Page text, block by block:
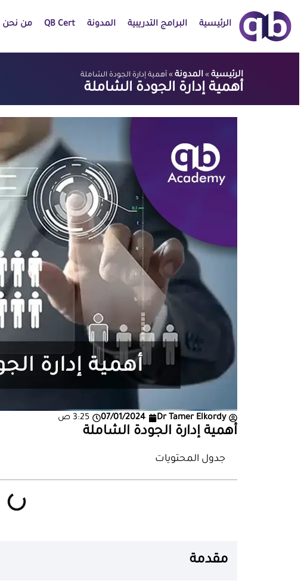
الرئيسية البرامج التدريبية المدونة QB Cert من نحن
الرئيسية » المدونة » أهمية إدارة الجودة الشاملة
أهمية إدارة الجودة الشاملة
Dr Tamer Elkordy
07/01/2024 3:25 ص
أهمية إدارة الجودة الشاملة
جدول المحتويات
مقدمة